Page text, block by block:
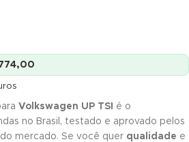
Volkswagen UP TSI
é o
no Brasil, testado e aprovado pelos
do mercado. Se você quer qualidade e